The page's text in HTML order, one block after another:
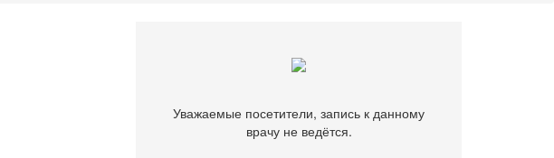
Уважаемые посетители, запись к данному
врачу не ведётся.